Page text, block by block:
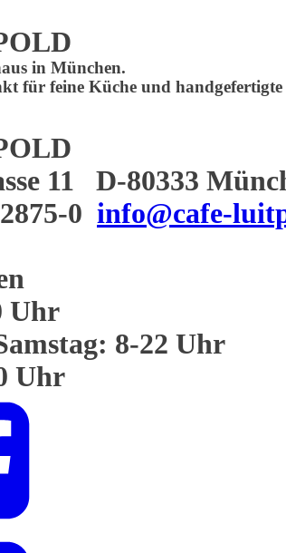
in München.
für feine Küche und
11 D-80333
0 info@cafe-
Uhr
8-22 Uhr
Uhr